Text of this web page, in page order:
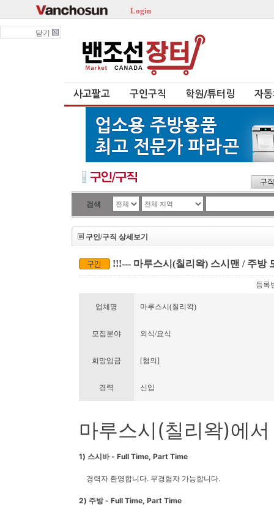
Login
닫기
사고팔고 구인구직 학원/튜터링 자
검색
구인/구직 상세보기
!!!--- 마루스시(칠리왁) 스시맨 / 주방
등록
업체명 마루스시(칠리왁)
모집분야 외식/요식
희망임금 [협의]
경력 신입
마루스시(칠리왁)에
1) 스시바 - Full Time, Part Time
경력자 환영합니다. 무경험자 가능합니다.
2) 주방 - Full Time, Part Time